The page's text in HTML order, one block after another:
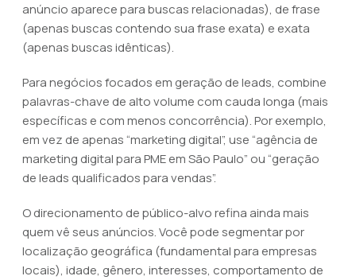
anúncio aparece para buscas relacionadas), de frase
(apenas buscas contendo sua frase exata) e exata
(apenas buscas idênticas).
Para negócios focados em geração de leads, combine
palavras-chave de alto volume com cauda longa (mais
específicas e com menos concorrência). Por exemplo,
em vez de apenas “marketing digital”, use “agência de
marketing digital para PME em São Paulo” ou “geração
de leads qualificados para vendas”.
O direcionamento de público-alvo refina ainda mais
quem vê seus anúncios. Você pode segmentar por
localização geográfica (fundamental para empresas
locais), idade, gênero, interesses, comportamento de